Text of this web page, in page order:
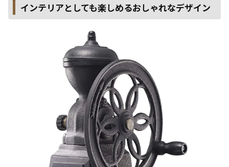
インテリアとしても楽しめるおしゃれなデザイン